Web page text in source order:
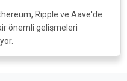
Ripple ve Aave'de
önemli gelişmeleri